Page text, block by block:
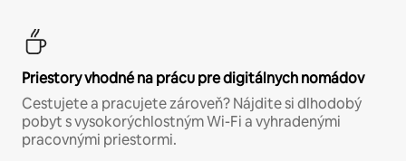
Priestory vhodné na prácu pre digitálnych nomádov
Cestujete a pracujete zároveň? Nájdite si dlhodobý
pobyt s vysokorýchlostným Wi-Fi a vyhradenými
pracovnými priestormi.